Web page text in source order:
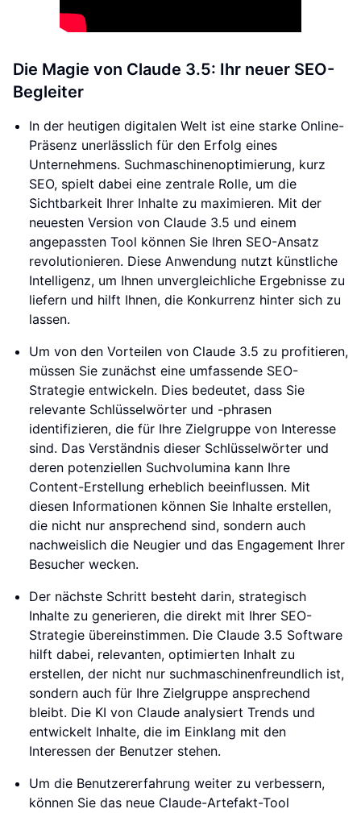
Die Magie von Claude 3.5: Ihr neuer SEO-
Begleiter
In der heutigen digitalen Welt ist eine starke Online-
Präsenz unerlässlich für den Erfolg eines
Unternehmens. Suchmaschinenoptimierung, kurz
SEO, spielt dabei eine zentrale Rolle, um die
Sichtbarkeit Ihrer Inhalte zu maximieren. Mit der
neuesten Version von Claude 3.5 und einem
angepassten Tool können Sie Ihren SEO-Ansatz
revolutionieren. Diese Anwendung nutzt künstliche
Intelligenz, um Ihnen unvergleichliche Ergebnisse zu
liefern und hilft Ihnen, die Konkurrenz hinter sich zu
lassen.
Um von den Vorteilen von Claude 3.5 zu profitieren,
müssen Sie zunächst eine umfassende SEO-
Strategie entwickeln. Dies bedeutet, dass Sie
relevante Schlüsselwörter und -phrasen
identifizieren, die für Ihre Zielgruppe von Interesse
sind. Das Verständnis dieser Schlüsselwörter und
deren potenziellen Suchvolumina kann Ihre
Content-Erstellung erheblich beeinflussen. Mit
diesen Informationen können Sie Inhalte erstellen,
die nicht nur ansprechend sind, sondern auch
nachweislich die Neugier und das Engagement Ihrer
Besucher wecken.
Der nächste Schritt besteht darin, strategisch
Inhalte zu generieren, die direkt mit Ihrer SEO-
Strategie übereinstimmen. Die Claude 3.5 Software
hilft dabei, relevanten, optimierten Inhalt zu
erstellen, der nicht nur suchmaschinenfreundlich ist,
sondern auch für Ihre Zielgruppe ansprechend
bleibt. Die KI von Claude analysiert Trends und
entwickelt Inhalte, die im Einklang mit den
Interessen der Benutzer stehen.
Um die Benutzererfahrung weiter zu verbessern,
können Sie das neue Claude-Artefakt-Tool